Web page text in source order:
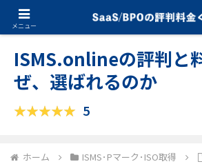
ISMS･Pマーク･ISO取得
ISMS.onlineの評判と
ぜ、選ばれるのか
5
ホーム ISMS･Pマーク･ISO取得
メニュー